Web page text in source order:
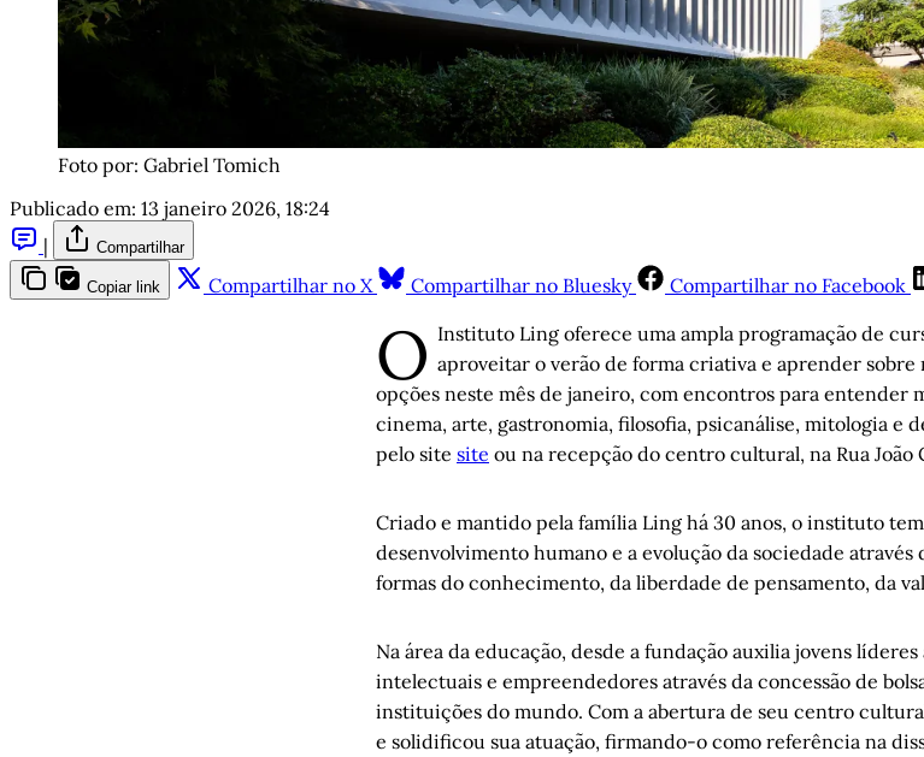
Foto por: Gabriel Tomich
Publicado em: 13 janeiro 2026, 18:24
|
Compartilhar
Copiar link Compartilhar no X Compartilhar no Bluesky Compartilhar no Facebook
O Instituto Ling oferece uma ampla programação de
aproveitar o verão de forma criativa e aprender sobre
opções neste mês de janeiro, com encontros para entender
cinema, arte, gastronomia, filosofia, psicanálise, mitologia e
pelo site site ou na recepção do centro cultural, na Rua João
Criado e mantido pela família Ling há 30 anos, o instituto
desenvolvimento humano e a evolução da sociedade
formas do conhecimento, da liberdade de pensamento, da
Na área da educação, desde a fundação auxilia jovens
intelectuais e empreendedores através da concessão de
instituições do mundo. Com a abertura de seu centro
e solidificou sua atuação, firmando-o como referência na